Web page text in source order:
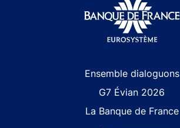
Ensemble dialoguons
G7 Évian 2026
La Banque de France